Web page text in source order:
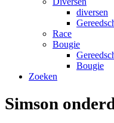
diversen
Race
Bougie
Bougie
Zoeken
Simson